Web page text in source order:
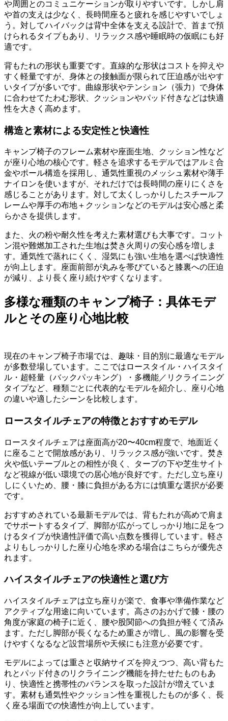
や周囲とのコミュニケーションが取りやすいです。しかし肩
や首の支えは少なく、長時間座ると疲れを感じやすいでしょ
う。対してハイバックは背中全体を支える設計で、首まで預
けられるタイプもあり、リラックス感や睡眠時の仮眠にも好
適です。
背もたれの形状も重要です。直線的な形状はコストを抑えや
すく軽量ですが、身体との接触面が限られて圧迫感が出やす
いタイプが多いです。曲線形状やテンション（張力）で身体
に合わせてたわむ形状、クッションやパッド付きなどは快適
性を大きく高めます。
構造と素材による安定性と快適性
キャンプ椅子のフレーム素材や座面生地、クッション性など
が座り心地の核心です。軽さを追求するモデルではアルミ合
金やポール構造を採用し、通気性重視のメッシュ素材や薄手
ナイロンを使いますが、それだけでは長時間の座りにくさを
感じることがあります。対して太くしっかりしたスチールフ
レームや厚手の布地＋クッションなどのモデルは安心感と柔
らかさを提供します。
また、火の粉や耐久性を考えた素材選びも大事です。コット
ン混や難燃加工された生地は焚き火周りの安心感を増しま
す。通気性で蒸れにくく、湿気にも強い生地を選べば快適性
が向上します。座面前部が丸みを帯びていると膝裏への圧迫
が減り、より長く座り続けやすくなります。
多様な種類のキャンプ椅子：具体モデ
ルとその座り心地比較
現在のキャンプ椅子市場では、趣味・目的別に最適なモデル
が多数登場しています。ここではロースタイル・ハイスタイ
ル・超軽量（バックパッキング）・多機能／リクライニング
タイプなど、種類ごとに代表的なモデルを紹介し、座り心地
の違いや適したシーンを比較します。
ロースタイルチェアの特徴とおすすめモデル
ロースタイルチェアは座面高が20〜40cm程度で、地面近く
に座ることで開放感があり、リラックス感が強いです。焚き
火や低いテーブルとの相性が良く、タープの下や芝生サイト
など視線が低い環境での居心地が良好です。ただし立ち座り
しにくいため、腰・膝に負担がある方には慎重な選択が必要
です。
おすすめされている最新モデルでは、背もたれが高めで肩ま
でサポートするタイプ、脚部が広がってしっかり地に足をつ
けるタイプが快適性評価で高い点数を獲得しています。軽さ
よりもしっかりした座り心地を求める場合はこちらが優先さ
れます。
ハイスタイルチェアの快適性と選び方
ハイスタイルチェアは立ち座りが楽で、食事や準備作業など
アクティブな用途に向いています。高さのおかげで膝・腰の
角度が家庭の椅子に近く、腰や股関節への負担が軽くて済み
ます。ただし脚部が長くなるため重さが増し、風の影響を受
けやすくなるなど設営場所や天候にも注意が必要です。
モデルによっては重さと収納サイズを抑えつつ、高い背もた
れとパッド付きのリクライニング機能を持たせたものもあ
り、快適性と携帯性のバランスを取った設計が増えていま
す。素材も通気性やクッション性を重視したものが多く、長
く座る場面での快適性が向上しています。